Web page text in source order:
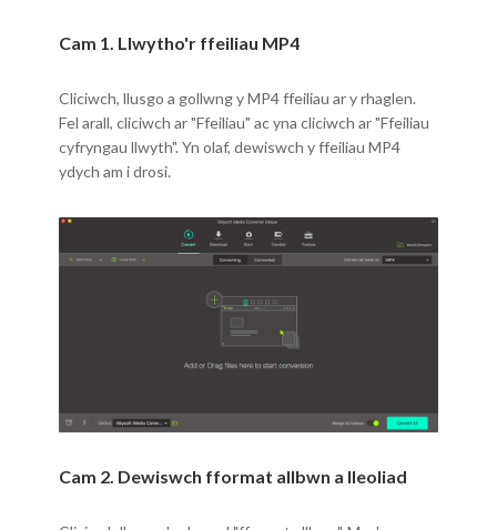
Cam 1. Llwytho'r ffeiliau MP4
Cliciwch, llusgo a gollwng y MP4 ffeiliau ar y rhaglen.
Fel arall, cliciwch ar "Ffeiliau" ac yna cliciwch ar "Ffeiliau
cyfryngau llwyth". Yn olaf, dewiswch y ffeiliau MP4
ydych am i drosi.
Cam 2. Dewiswch fformat allbwn a lleoliad